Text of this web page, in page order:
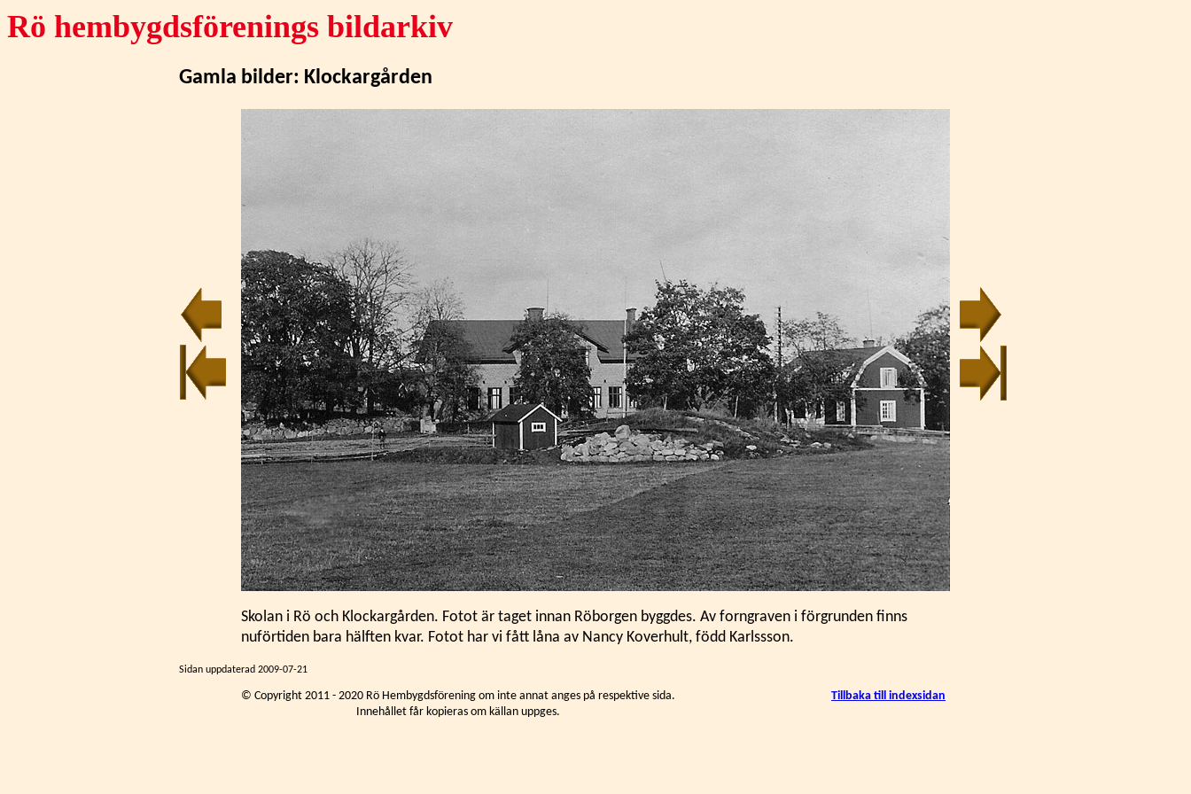
Rö hembygdsförenings bildarkiv
Gamla bilder: Klockargården
Skolan i Rö och Klockargården. Fotot är taget innan Röborgen byggdes. Av forngraven i förgrunden finns
nuförtiden bara hälften kvar. Fotot har vi fått låna av Nancy Koverhult, född Karlssson.
Sidan uppdaterad 2009-07-21
© Copyright 2011 - 2020 Rö Hembygdsförening om inte annat anges på respektive sida.
Innehållet får kopieras om källan uppges.
Tillbaka till indexsidan